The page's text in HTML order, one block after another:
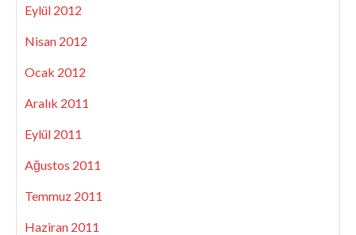
Eylül 2012
Nisan 2012
Ocak 2012
Aralık 2011
Eylül 2011
Ağustos 2011
Temmuz 2011
Haziran 2011